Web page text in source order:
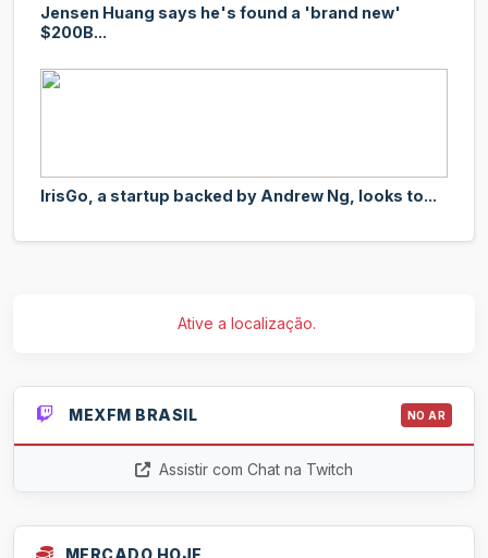
Jensen Huang says he's found a 'brand new'
$200B...
IrisGo, a startup backed by Andrew Ng, looks to...
Ative a localização.
MEXFM BRASIL NO AR
Assistir com Chat na Twitch